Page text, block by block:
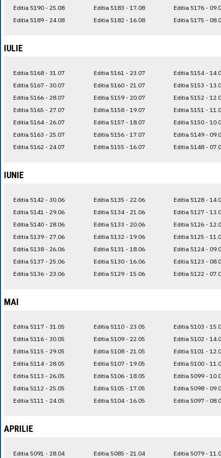
Editia 5190 - 25.08
Editia 5189 - 24.08
Editia 5183 - 17.08
Editia 5182 - 16.08
Editia 5176 -
Editia 5175 -
IULIE
Editia 5168 - 31.07
Editia 5167 - 30.07
Editia 5166 - 28.07
Editia 5165 - 27.07
Editia 5164 - 26.07
Editia 5163 - 25.07
Editia 5162 - 24.07
Editia 5161 - 23.07
Editia 5160 - 21.07
Editia 5159 - 20.07
Editia 5158 - 19.07
Editia 5157 - 18.07
Editia 5156 - 17.07
Editia 5155 - 16.07
Editia 5154 -
Editia 5153 -
Editia 5152 -
Editia 5151 -
Editia 5150 -
Editia 5149 -
Editia 5148 -
IUNIE
Editia 5142 - 30.06
Editia 5141 - 29.06
Editia 5140 - 28.06
Editia 5139 - 27.06
Editia 5138 - 26.06
Editia 5137 - 25.06
Editia 5136 - 23.06
Editia 5135 - 22.06
Editia 5134 - 21.06
Editia 5133 - 20.06
Editia 5132 - 19.06
Editia 5131 - 18.06
Editia 5130 - 16.06
Editia 5129 - 15.06
Editia 5128 -
Editia 5127 -
Editia 5126 -
Editia 5125 -
Editia 5124 -
Editia 5123 -
Editia 5122 -
MAI
Editia 5117 - 31.05
Editia 5116 - 30.05
Editia 5115 - 29.05
Editia 5114 - 28.05
Editia 5113 - 26.05
Editia 5112 - 25.05
Editia 5111 - 24.05
Editia 5110 - 23.05
Editia 5109 - 22.05
Editia 5108 - 21.05
Editia 5107 - 19.05
Editia 5106 - 18.05
Editia 5105 - 17.05
Editia 5104 - 16.05
Editia 5103 -
Editia 5102 -
Editia 5101 -
Editia 5100 -
Editia 5099 -
Editia 5098 -
Editia 5097 -
APRILIE
Editia 5091 - 28.04 Editia 5085 - 21.04 Editia 5079 -